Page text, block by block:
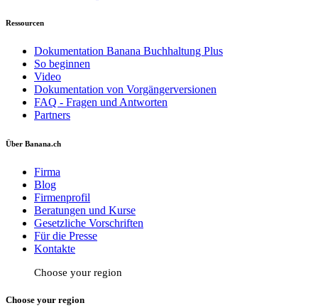
Ressourcen
Dokumentation Banana Buchhaltung Plus
So beginnen
Video
Dokumentation von Vorgängerversionen
FAQ - Fragen und Antworten
Partners
Über Banana.ch
Firma
Blog
Firmenprofil
Beratungen und Kurse
Gesetzliche Vorschriften
Für die Presse
Kontakte
Choose your region
Choose your region